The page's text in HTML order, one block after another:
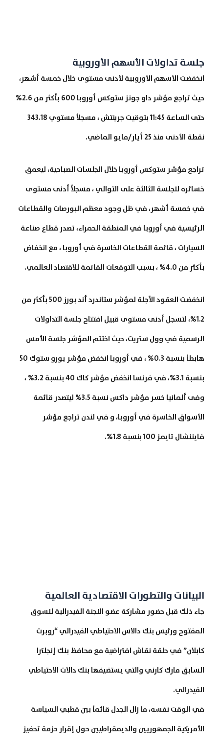
جلسة تداولات الأسهم الأوروبية
انخفضت الأسهم الأوروبية لأدنى مستوى خلال خمسة أشهر،
حيث تراجع مؤشر داو جونز ستوكس أوروبا 600 بأكثر من 2.6%
حتى الساعة 11:45 بتوقيت جرينتش ، مسجلاً مستوي 343.18
نقطة الأدنى منذ 25 أيار/مايو الماضي.
تراجع مؤشر ستوكس أوروبا خلال الجلسات الصباحية، ليعمق
خسائره للجلسة الثالثة على التوالي ، مسجلاً أدنى مستوى
في خمسة أشهر، في ظل وجود معظم البورصات والقطاعات
الرئيسية في أوروبا في المنطقة الحمراء، تصدر قطاع صناعة
السيارات ، قائمة القطاعات الخاسرة في أوروبا ، مع انخفاض
بأكثر من 4.0% ، بسبب التوقعات القاتمة للاقتصاد العالمي.
انخفضت العقود الآجلة لمؤشر ستاندرد أند بورز 500 بأكثر من
1.2%، لتسجل أدنى مستوى قبيل افتتاح جلسة التداولات
الرسمية في وول ستريت، حيث اختتم المؤشر جلسة الأمس
هابطاً بنسبة 0.3% ، في أوروبا انخفض مؤشر يورو ستوك 50
بنسبة 3.1%، في فرنسا انخفض مؤشر كاك 40 بنسبة 3.2% ،
وفى ألمانيا خسر مؤشر داكس نسبة 3.5% ليتصدر قائمة
الأسواق الخاسرة في أوروبا، و في لندن تراجع مؤشر
فايننشال تايمز 100 بنسبة 1.8%.
البيانات والتطورات الاقتصادية العالمية
جاء ذلك قبل حضور مشاركة عضو اللجنة الفيدرالية للسوق
المفتوح ورئيس بنك دالاس الاحتياطي الفيدرالي “روبرت
كابلان” في حلقة نقاش افتراضية مع محافظ بنك إنجلترا
السابق مارك كارني والتي يستضيفها بنك دالات الاحتياطي
الفيدرالي.
في الوقت نفسه، ما زال الجدل قائماً بين قطبي السياسة
الأمريكية الجمهوريين والديمقراطيين حول إقرار حزمة تحفيز